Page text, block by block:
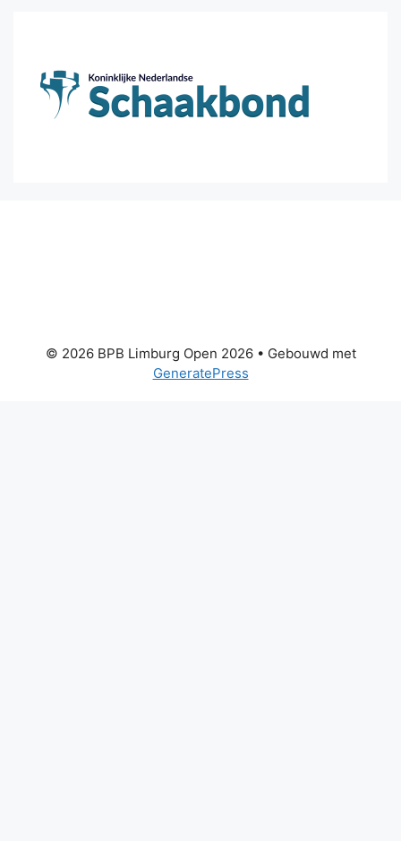
© 2026 BPB Limburg Open 2026• Gebouwd met
GeneratePress